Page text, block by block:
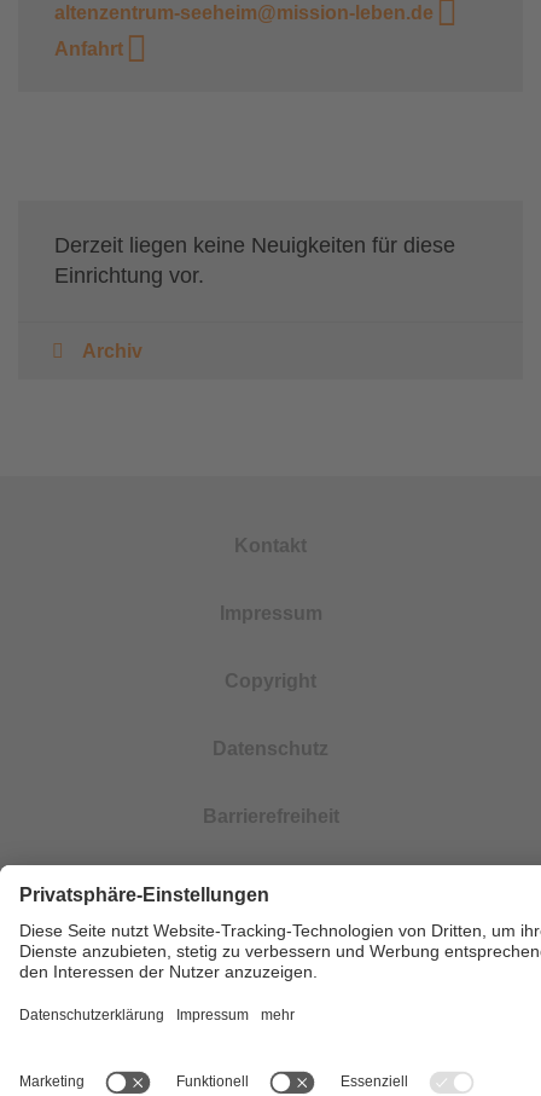
altenzentrum-seeheim@mission-leben.de
Anfahrt
Derzeit liegen keine Neuigkeiten für diese
Einrichtung vor.
Archiv
Kontakt
Impressum
Copyright
Datenschutz
Barrierefreiheit